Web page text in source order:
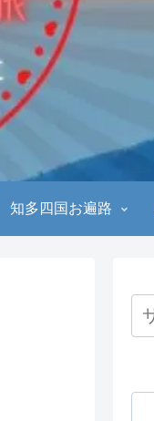
知多四国お遍路